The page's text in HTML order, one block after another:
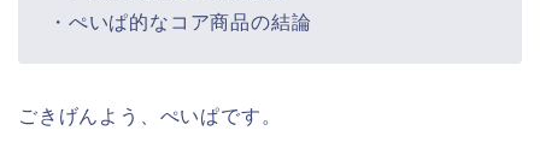
・ぺいぱ的なコア商品の結論
ごきげんよう、ぺいぱです。